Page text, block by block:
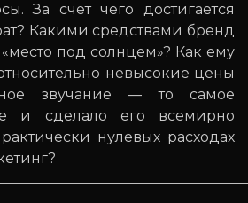
За счет чего достигается
Какими средствами бренд
под солнцем»? Как ему
невысокие цены
звучание — то самое
и сделало его всемирно
нулевых расходах